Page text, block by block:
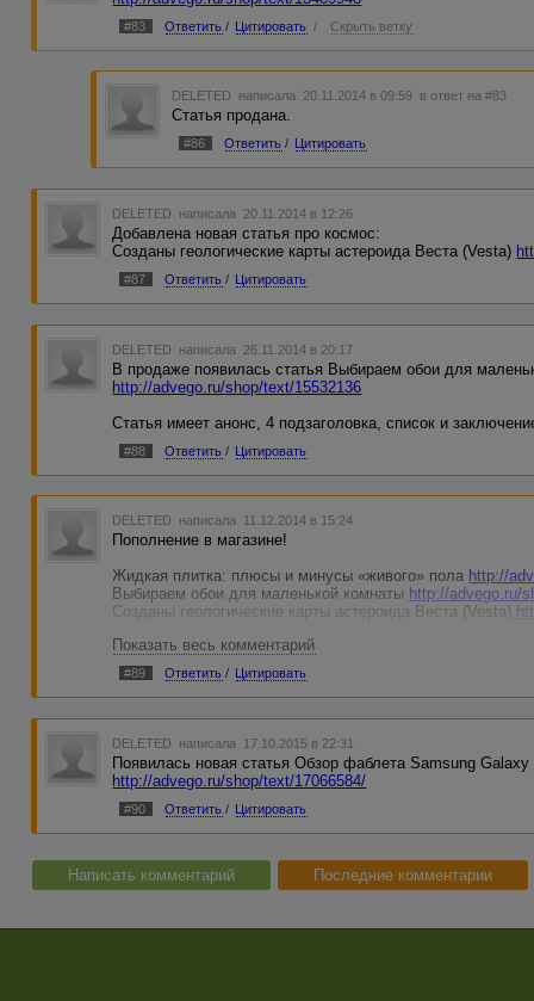
#83 Ответить / Цитировать / Скрыть ветку
DELETED написала 20.11.2014 в 09:59 в ответ на #83
Статья продана.
#86 Ответить / Цитировать
DELETED написала 20.11.2014 в 12:26
Добавлена новая статья про космос:
Созданы геологические карты астероида Веста (Vesta)
#87 Ответить / Цитировать
DELETED написала 26.11.2014 в 20:17
В продаже появилась статья Выбираем обои для
http://advego.ru/shop/text/15532136
Статья имеет анонс, 4 подзаголовка, список и
#88 Ответить / Цитировать
DELETED написала 11.12.2014 в 15:24
Пополнение в магазине!
Жидкая плитка: плюсы и минусы «живого» пола http://
Выбираем обои для маленькой комнаты http://advego.ru/
Созданы геологические карты астероида Веста (Vesta)
Первые две статьи структурированы, то есть имеют
написаны без воды. Последняя статья носит новостной
Показать весь комментарий
#89 Ответить / Цитировать
DELETED написала 17.10.2015 в 22:31
Появилась новая статья Обзор фаблета Samsung Galaxy
http://advego.ru/shop/text/17066584/
#90 Ответить / Цитировать
Написать комментарий Последние комментарии